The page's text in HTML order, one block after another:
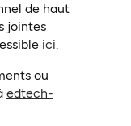
de haut
jointes
ici(ouvre dans
.
ou
edtech-